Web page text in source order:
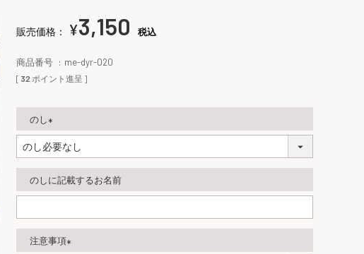
販売価格： ¥3,150 税込
商品番号 me-dyr-020
[ 32 ポイント進呈 ]
のし
(
必
須
)
のしに記載するお名前
注意事項